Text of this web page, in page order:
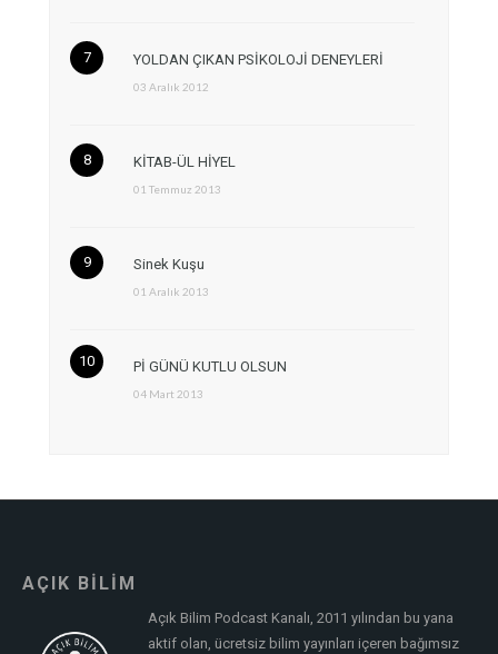
YOLDAN ÇIKAN PSİKOLOJİ DENEYLERİ
03 Aralık 2012
KİTAB-ÜL HİYEL
01 Temmuz 2013
Sinek Kuşu
01 Aralık 2013
Pİ GÜNÜ KUTLU OLSUN
04 Mart 2013
AÇIK BİLİM
Açık Bilim Podcast Kanalı, 2011 yılından bu yana
aktif olan, ücretsiz bilim yayınları içeren bağımsız